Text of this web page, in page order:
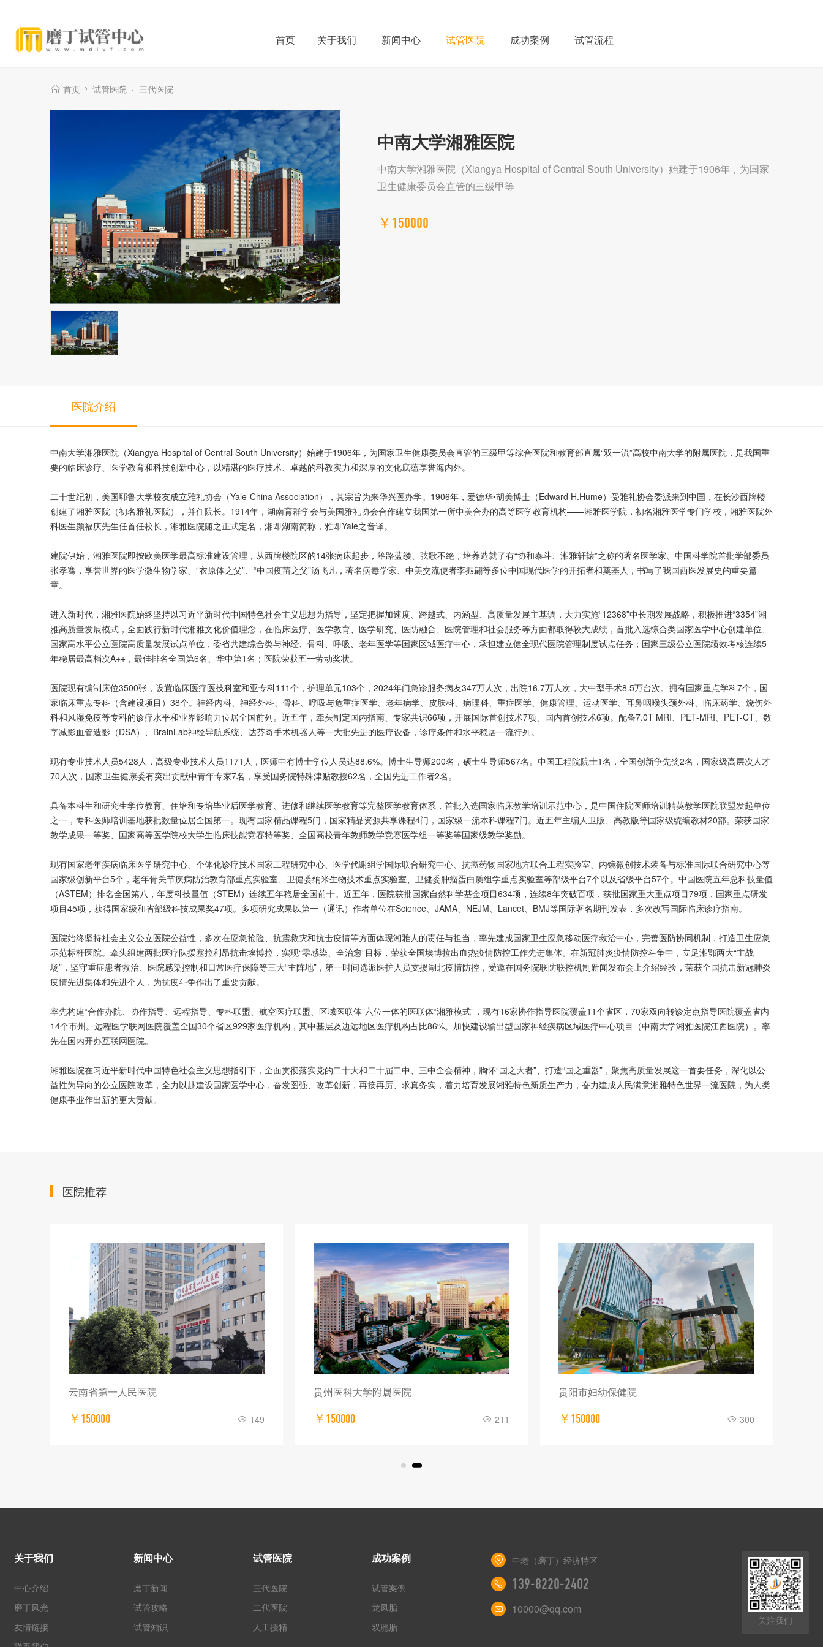
首页 关于我们 新闻中心 试管医院 成功案例 试管流程
首页 试管医院 三代医院
中南大学湘雅医院
中南大学湘雅医院（Xiangya Hospital of Central South University）始建于1906年，为国家
卫生健康委员会直管的三级甲等
￥150000
医院介绍
中南大学湘雅医院（Xiangya Hospital of Central South University）始建于1906年，为国家卫生健康委员会直管的三级甲等综合医院和教育部直属“双一流”高校中南大学的附属医院，是我国重
要的临床诊疗、医学教育和科技创新中心，以精湛的医疗技术、卓越的科教实力和深厚的文化底蕴享誉海内外。
二十世纪初，美国耶鲁大学校友成立雅礼协会（Yale-China Association），其宗旨为来华兴医办学。1906年，爱德华•胡美博士（Edward H.Hume）受雅礼协会委派来到中国，在长沙西牌楼
创建了湘雅医院（初名雅礼医院），并任院长。1914年，湖南育群学会与美国雅礼协会合作建立我国第一所中美合办的高等医学教育机构——湘雅医学院，初名湘雅医学专门学校，湘雅医院外
科医生颜福庆先生任首任校长，湘雅医院随之正式定名，湘即湖南简称，雅即Yale之音译。
建院伊始，湘雅医院即按欧美医学最高标准建设管理，从西牌楼院区的14张病床起步，筚路蓝缕、弦歌不绝，培养造就了有“协和泰斗、湘雅轩辕”之称的著名医学家、中国科学院首批学部委员
张孝骞，享誉世界的医学微生物学家、“衣原体之父”、“中国疫苗之父”汤飞凡，著名病毒学家、中美交流使者李振翩等多位中国现代医学的开拓者和奠基人，书写了我国西医发展史的重要篇
章。
进入新时代，湘雅医院始终坚持以习近平新时代中国特色社会主义思想为指导，坚定把握加速度、跨越式、内涵型、高质量发展主基调，大力实施“12368”中长期发展战略，积极推进“3354”湘
雅高质量发展模式，全面践行新时代湘雅文化价值理念，在临床医疗、医学教育、医学研究、医防融合、医院管理和社会服务等方面都取得较大成绩，首批入选综合类国家医学中心创建单位、
国家高水平公立医院高质量发展试点单位，委省共建综合类与神经、骨科、呼吸、老年医学等国家区域医疗中心，承担建立健全现代医院管理制度试点任务；国家三级公立医院绩效考核连续5
年稳居最高档次A++，最佳排名全国第6名、华中第1名；医院荣获五一劳动奖状。
医院现有编制床位3500张，设置临床医疗医技科室和亚专科111个，护理单元103个，2024年门急诊服务病友347万人次，出院16.7万人次，大中型手术8.5万台次。拥有国家重点学科7个，国
家临床重点专科（含建设项目）38个。神经内科、神经外科、骨科、呼吸与危重症医学、老年病学、皮肤科、病理科、重症医学、健康管理、运动医学、耳鼻咽喉头颈外科、临床药学、烧伤外
科和风湿免疫等专科的诊疗水平和业界影响力位居全国前列。近五年，牵头制定国内指南、专家共识66项，开展国际首创技术7项、国内首创技术6项。配备7.0T MRI、PET-MRI、PET-CT、数
字减影血管造影（DSA）、BrainLab神经导航系统、达芬奇手术机器人等一大批先进的医疗设备，诊疗条件和水平稳居一流行列。
现有专业技术人员5428人，高级专业技术人员1171人，医师中有博士学位人员达88.6%。博士生导师200名，硕士生导师567名。中国工程院院士1名，全国创新争先奖2名，国家级高层次人才
70人次，国家卫生健康委有突出贡献中青年专家7名，享受国务院特殊津贴教授62名，全国先进工作者2名。
具备本科生和研究生学位教育、住培和专培毕业后医学教育、进修和继续医学教育等完整医学教育体系，首批入选国家临床教学培训示范中心，是中国住院医师培训精英教学医院联盟发起单位
之一，专科医师培训基地获批数量位居全国第一。现有国家精品课程5门，国家精品资源共享课程4门，国家级一流本科课程7门。近五年主编人卫版、高教版等国家级统编教材20部。荣获国家
教学成果一等奖、国家高等医学院校大学生临床技能竞赛特等奖、全国高校青年教师教学竞赛医学组一等奖等国家级教学奖励。
现有国家老年疾病临床医学研究中心、个体化诊疗技术国家工程研究中心、医学代谢组学国际联合研究中心、抗癌药物国家地方联合工程实验室、内镜微创技术装备与标准国际联合研究中心等
国家级创新平台5个，老年骨关节疾病防治教育部重点实验室、卫健委纳米生物技术重点实验室、卫健委肿瘤蛋白质组学重点实验室等部级平台7个以及省级平台57个。中国医院五年总科技量值
（ASTEM）排名全国第八，年度科技量值（STEM）连续五年稳居全国前十。近五年，医院获批国家自然科学基金项目634项，连续8年突破百项，获批国家重大重点项目79项，国家重点研发
项目45项，获得国家级和省部级科技成果奖47项。多项研究成果以第一（通讯）作者单位在Science、JAMA、NEJM、Lancet、BMJ等国际著名期刊发表，多次改写国际临床诊疗指南。
医院始终坚持社会主义公立医院公益性，多次在应急抢险、抗震救灾和抗击疫情等方面体现湘雅人的责任与担当，率先建成国家卫生应急移动医疗救治中心，完善医防协同机制，打造卫生应急
示范标杆医院。牵头组建两批医疗队援塞拉利昂抗击埃博拉，实现“零感染、全治愈”目标，荣获全国埃博拉出血热疫情防控工作先进集体。在新冠肺炎疫情防控斗争中，立足湘鄂两大“主战
场”，坚守重症患者救治、医院感染控制和日常医疗保障等三大“主阵地”，第一时间选派医护人员支援湖北疫情防控，受邀在国务院联防联控机制新闻发布会上介绍经验，荣获全国抗击新冠肺炎
疫情先进集体和先进个人，为抗疫斗争作出了重要贡献。
率先构建“合作办院、协作指导、远程指导、专科联盟、航空医疗联盟、区域医联体”六位一体的医联体“湘雅模式”，现有16家协作指导医院覆盖11个省区，70家双向转诊定点指导医院覆盖省内
14个市州。远程医学联网医院覆盖全国30个省区929家医疗机构，其中基层及边远地区医疗机构占比86%。加快建设输出型国家神经疾病区域医疗中心项目（中南大学湘雅医院江西医院）。率
先在国内开办互联网医院。
湘雅医院在习近平新时代中国特色社会主义思想指引下，全面贯彻落实党的二十大和二十届二中、三中全会精神，胸怀“国之大者”、打造“国之重器”，聚焦高质量发展这一首要任务，深化以公
益性为导向的公立医院改革，全力以赴建设国家医学中心，奋发图强、改革创新，再接再厉、求真务实，着力培育发展湘雅特色新质生产力，奋力建成人民满意湘雅特色世界一流医院，为人类
健康事业作出新的更大贡献。
医院推荐
云南省第一人民医院
￥150000 149
贵州医科大学附属医院
￥150000 211
贵阳市妇幼保健院
￥150000 300
关于我们
中心介绍
磨丁风光
友情链接
新闻中心
磨丁新闻
试管攻略
试管知识
试管医院
三代医院
二代医院
人工授精
成功案例
试管案例
龙凤胎
双胞胎
中老（磨丁）经济特区
139-8220-2402
10000@qq.com
关注我们